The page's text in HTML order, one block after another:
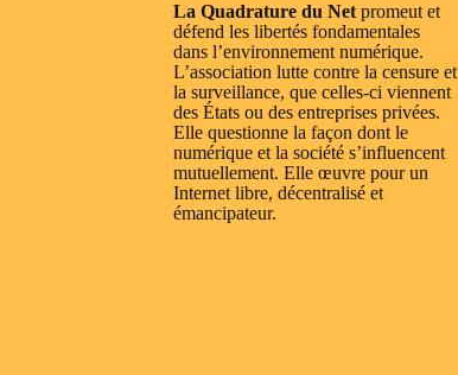
La Quadrature du Net promeut et
défend les libertés fondamentales
dans l’environnement numérique.
L’association lutte contre la censure et
la surveillance, que celles-ci viennent
des États ou des entreprises privées.
Elle questionne la façon dont le
numérique et la société s’influencent
mutuellement. Elle œuvre pour un
Internet libre, décentralisé et
émancipateur.